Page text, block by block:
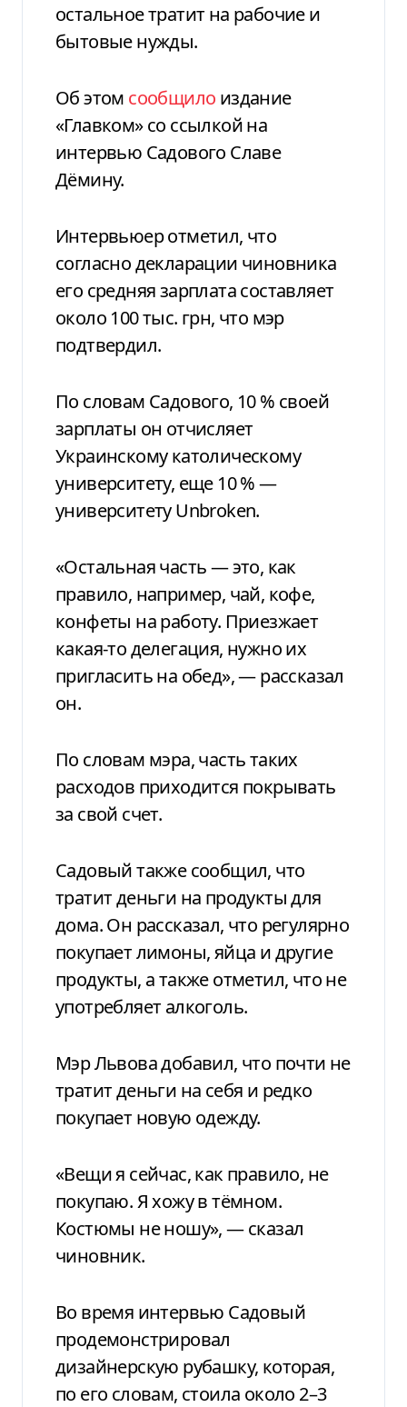
остальное тратит на рабочие и
бытовые нужды.
Об этом сообщило издание
«Главком» со ссылкой на
интервью Садового Славе
Дёмину.
Интервьюер отметил, что
согласно декларации чиновника
его средняя зарплата составляет
около 100 тыс. грн, что мэр
подтвердил.
По словам Садового, 10 % своей
зарплаты он отчисляет
Украинскому католическому
университету, еще 10 % —
университету Unbroken.
«Остальная часть — это, как
правило, например, чай, кофе,
конфеты на работу. Приезжает
какая-то делегация, нужно их
пригласить на обед», — рассказал
он.
По словам мэра, часть таких
расходов приходится покрывать
за свой счет.
Садовый также сообщил, что
тратит деньги на продукты для
дома. Он рассказал, что регулярно
покупает лимоны, яйца и другие
продукты, а также отметил, что не
употребляет алкоголь.
Мэр Львова добавил, что почти не
тратит деньги на себя и редко
покупает новую одежду.
«Вещи я сейчас, как правило, не
покупаю. Я хожу в тёмном.
Костюмы не ношу», — сказал
чиновник.
Во время интервью Садовый
продемонстрировал
дизайнерскую рубашку, которая,
по его словам, стоила около 2–3